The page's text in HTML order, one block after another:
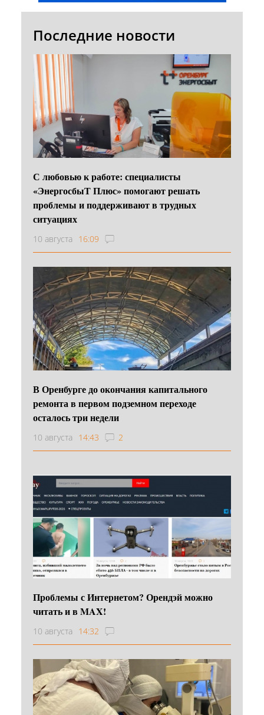
Последние новости
С любовью к работе: специалисты
«ЭнергосбыТ Плюс» помогают решать
проблемы и поддерживают в трудных
ситуациях
10 августа 16:09
В Оренбурге до окончания капитального
ремонта в первом подземном переходе
осталось три недели
10 августа 14:43 2
Проблемы с Интернетом? Орендэй можно
читать и в MAX!
10 августа 14:32